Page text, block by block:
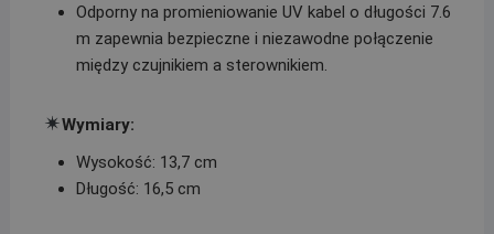
Odporny na promieniowanie UV kabel o długości 7.6
m zapewnia bezpieczne i niezawodne połączenie
między czujnikiem a sterownikiem.
Wymiary:
Wysokość: 13,7 cm
Długość: 16,5 cm